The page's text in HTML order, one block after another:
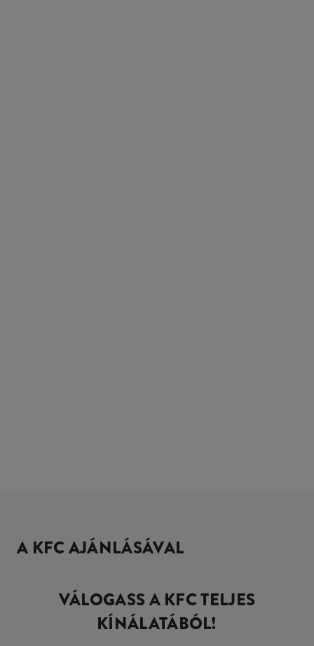
A KFC AJÁNLÁSÁVAL
VÁLOGASS A KFC TELJES
KÍNÁLATÁBÓL!